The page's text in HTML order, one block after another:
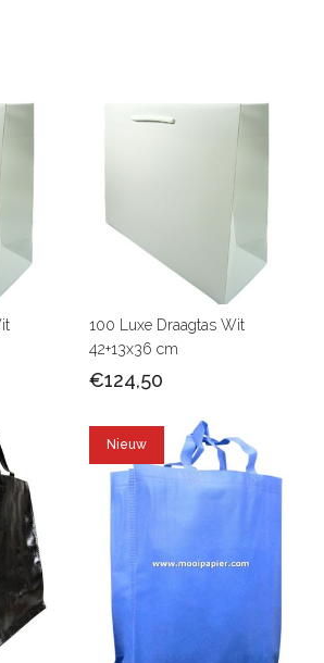
100 Luxe Draagtas Wit
42+13x36 cm
€124,50
Nieuw